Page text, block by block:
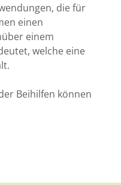
die für
einen
einem
welche eine
Beihilfen können